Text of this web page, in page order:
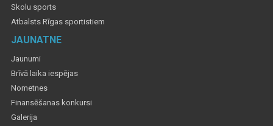
Skolu sports
Atbalsts Rīgas sportistiem
JAUNATNE
Jaunumi
Brīvā laika iespējas
Nometnes
Finansēšanas konkursi
Galerija